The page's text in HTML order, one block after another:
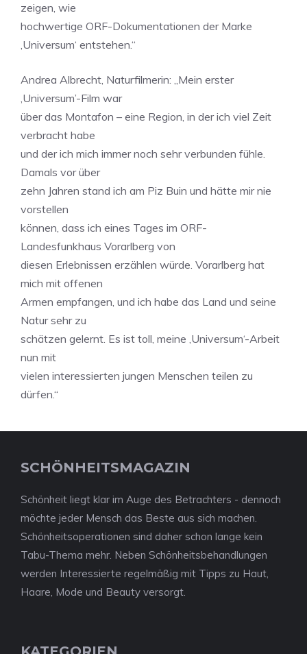
zeigen, wie
hochwertige ORF-Dokumentationen der Marke
‚Universum‘ entstehen.“
Andrea Albrecht, Naturfilmerin: „Mein erster
‚Universum’-Film war
über das Montafon – eine Region, in der ich viel Zeit
verbracht habe
und der ich mich immer noch sehr verbunden fühle.
Damals vor über
zehn Jahren stand ich am Piz Buin und hätte mir nie
vorstellen
können, dass ich eines Tages im ORF-
Landesfunkhaus Vorarlberg von
diesen Erlebnissen erzählen würde. Vorarlberg hat
mich mit offenen
Armen empfangen, und ich habe das Land und seine
Natur sehr zu
schätzen gelernt. Es ist toll, meine ‚Universum‘-Arbeit
nun mit
vielen interessierten jungen Menschen teilen zu
dürfen.“
SCHÖNHEITSMAGAZIN
Schönheit liegt klar im Auge des Betrachters - dennoch
möchte jeder Mensch das Beste aus sich machen.
Schönheitsoperationen sind daher schon lange kein
Tabu-Thema mehr. Neben Schönheitsbehandlungen
werden Interessierte regelmäßig mit Tipps zu Haut,
Haare, Mode und Beauty versorgt.